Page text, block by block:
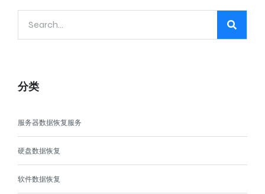
分类
服务器数据恢复服务
硬盘数据恢复
软件数据恢复